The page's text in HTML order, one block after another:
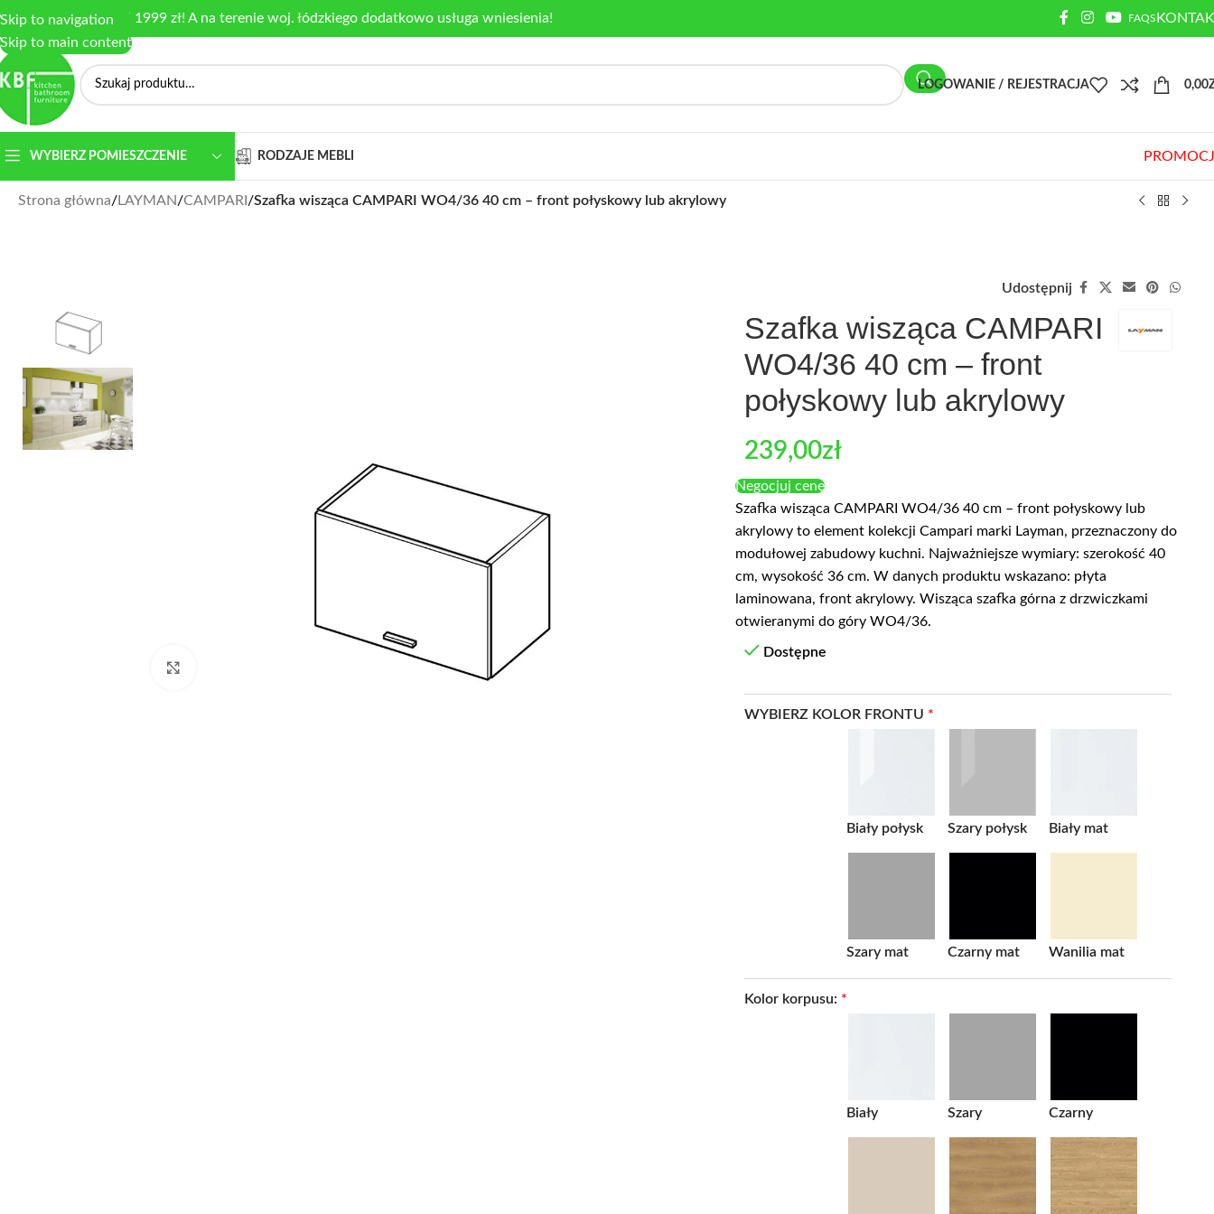
Skip to navigation
Skip to main content
dostawa od 1999 zł! A na terenie woj. łódzkiego dodatkowo usługa wniesienia! FAQS
LOGOWANIE / REJESTRACJA 0,00
WYBIERZ POMIESZCZENIE RODZAJE MEBLI
Strona główna/LAYMAN/CAMPARI /Szafka wisząca CAMPARI WO4/36 40 cm – front połyskowy lub akrylowy
Udostępnij
Szafka wisząca CAMPARI
WO4/36 40 cm – front
połyskowy lub akrylowy
239,00zł
Negocjuj cenę
Szafka wisząca CAMPARI WO4/36 40 cm – front połyskowy lub
akrylowy to element kolekcji Campari marki Layman, przeznaczony do
modułowej zabudowy kuchni. Najważniejsze wymiary: szerokość 40
cm, wysokość 36 cm. W danych produktu wskazano: płyta
laminowana, front akrylowy. Wisząca szafka górna z drzwiczkami
otwieranymi do góry WO4/36.
Dostępne
WYBIERZ KOLOR FRONTU *
Biały połysk Szary połysk Biały mat
Szary mat Czarny mat Wanilia mat
Kolor korpusu: *
Biały Szary Czarny